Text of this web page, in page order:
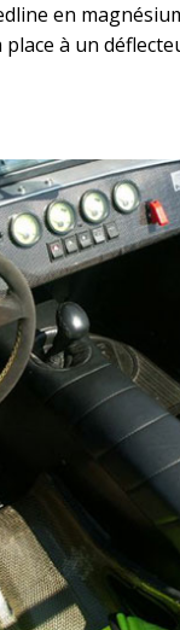
en
à un